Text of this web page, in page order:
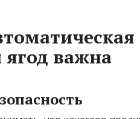
важна